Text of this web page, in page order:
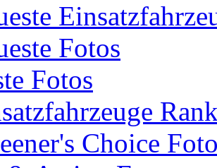
Fotos
Fotos
Choice